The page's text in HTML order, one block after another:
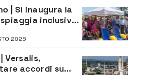
| Si inaugura la
inclusiva
e prevenzione
a tutti
2026
Versalis,
accordi su